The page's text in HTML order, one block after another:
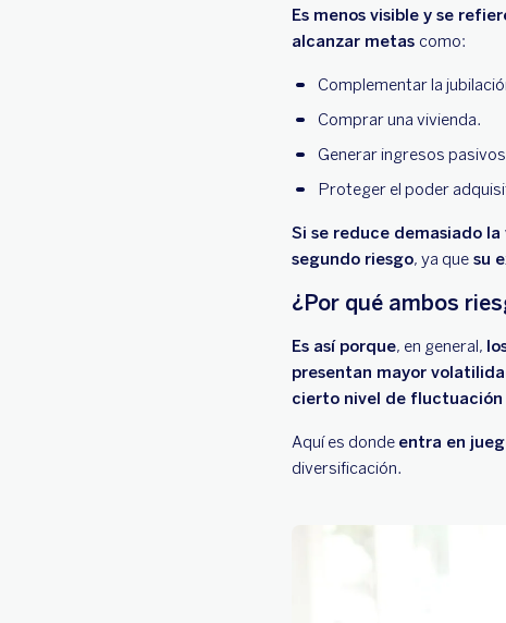
Es menos visible y se
alcanzar metas como:
Complementar la
Comprar una vivienda.
Generar ingresos
Proteger el poder
Si se reduce demasiado
segundo riesgo, ya que su
¿Por qué ambos
Es así porque, en general,
presentan mayor
cierto nivel de fluctuación
Aquí es donde entra en
diversificación.